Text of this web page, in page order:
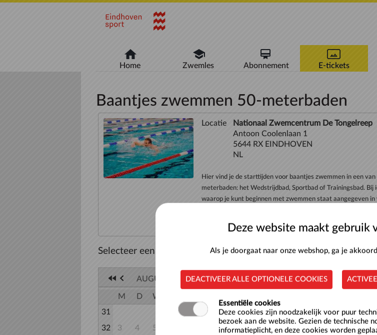
Naar hoofdinhoud
Home Zwemles Abonnement E-tickets
Baantjes zwemmen 50-meterbaden
Locatie
Nationaal Zwemcentrum De Tongelreep
Antoon Coolenlaan 1
5644 RX EINDHOVEN
NL
Hier vind je de starttijden voor baantjes zwemmen in een van
meterbaden: het Wedstrijdbad, Sportbad of Trainingsbad. Bij
waarop je kunt beginnen met zwemmen staat aangegeven in
Selecteer een datum
AUGUSTUS 2026
M D W
31
1
2
32
3 4 5
9
Deze website maakt gebruik
Als je doorgaat naar onze webshop, ga je
DEACTIVEER ALLE OPTIONELE COOKIES
Essentiële cookies
Deze cookies zijn noodzakelijk voor puur
bezoek aan de website. Gezien de technische
informatieplicht, en deze cookies worden